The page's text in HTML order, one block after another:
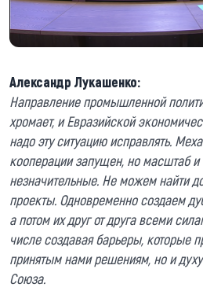
Александр Лукашенко:
Направление промышленной
хромает, и Евразийской
надо эту ситуацию исправлять.
кооперации запущен, но масштаб
незначительные. Не можем найти
проекты. Одновременно создаем
а потом их друг от друга всеми
числе создавая барьеры, которые
принятым нами решениям, но и
Союза.